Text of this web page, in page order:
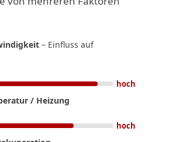
– Einfluss auf
hoch
/ Heizung
hoch